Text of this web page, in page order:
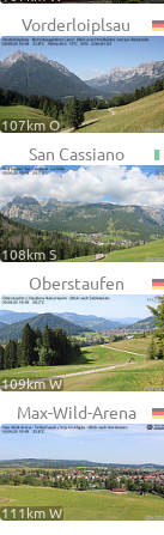
Vorderloiplsau
107km O
San Cassiano
108km S
Oberstaufen
109km W
Max-Wild-Arena
111km W